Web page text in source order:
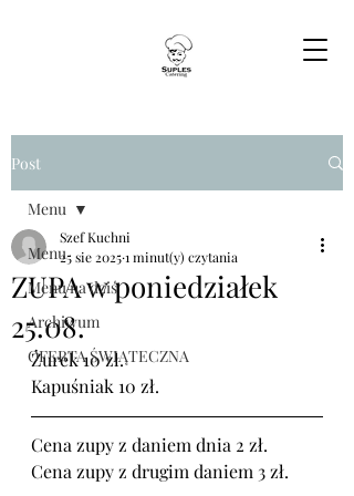
Post
Menu
Menu na dziś
Archiwum
OFERTA ŚWIĄTECZNA
Menu
ZUPA w poniedziałek
25.08.
Szef Kuchni
25 sie 20251 minut(y) czytania
Żurek 10 zł.
Kapuśniak 10 zł.
Cena zupy z daniem dnia 2 zł.
Cena zupy z drugim daniem 3 zł.